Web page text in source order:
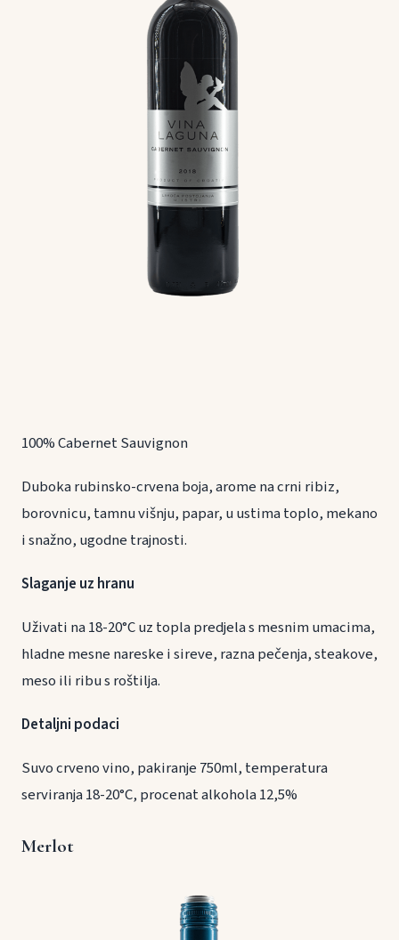
100% Cabernet Sauvignon
Duboka rubinsko-crvena boja, arome na crni ribiz,
borovnicu, tamnu višnju, papar, u ustima toplo, mekano
i snažno, ugodne trajnosti.
Slaganje uz hranu
Uživati na 18-20°C uz topla predjela s mesnim umacima,
hladne mesne nareske i sireve, razna pečenja, steakove,
meso ili ribu s roštilja.
Detaljni podaci
Suvo crveno vino, pakiranje 750ml, temperatura
serviranja 18-20°C, procenat alkohola 12,5%
Merlot